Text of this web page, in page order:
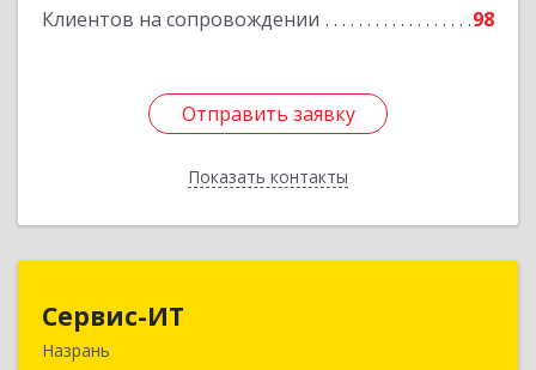
Клиентов на сопровождении 98
Отправить заявку
Показать контакты
Отправить заявку
Назад
Сервис-ИТ
Назрань